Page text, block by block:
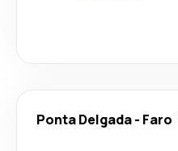
Ponta Delgada- Faro